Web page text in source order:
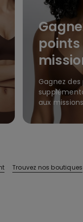
Gagnez
aux
Trouvez nos boutiques